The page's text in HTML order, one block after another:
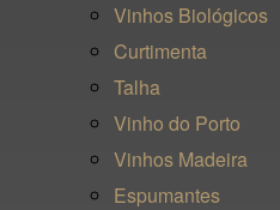
Vinhos Biológicos
Curtimenta
Talha
Vinho do Porto
Vinhos Madeira
Espumantes